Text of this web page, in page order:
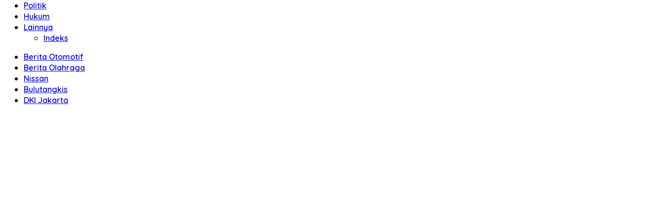
Politik
Hukum
Lainnya
Indeks
Berita Otomotif
Berita Olahraga
Nissan
Bulutangkis
DKI Jakarta